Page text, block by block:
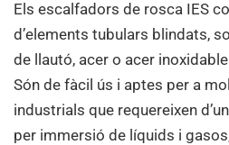
Els escalfadors de rosca IES
d’elements tubulars blindats,
de llautó, acer o acer
Són de fàcil ús i aptes per a
industrials que requereixen
per immersió de líquids i